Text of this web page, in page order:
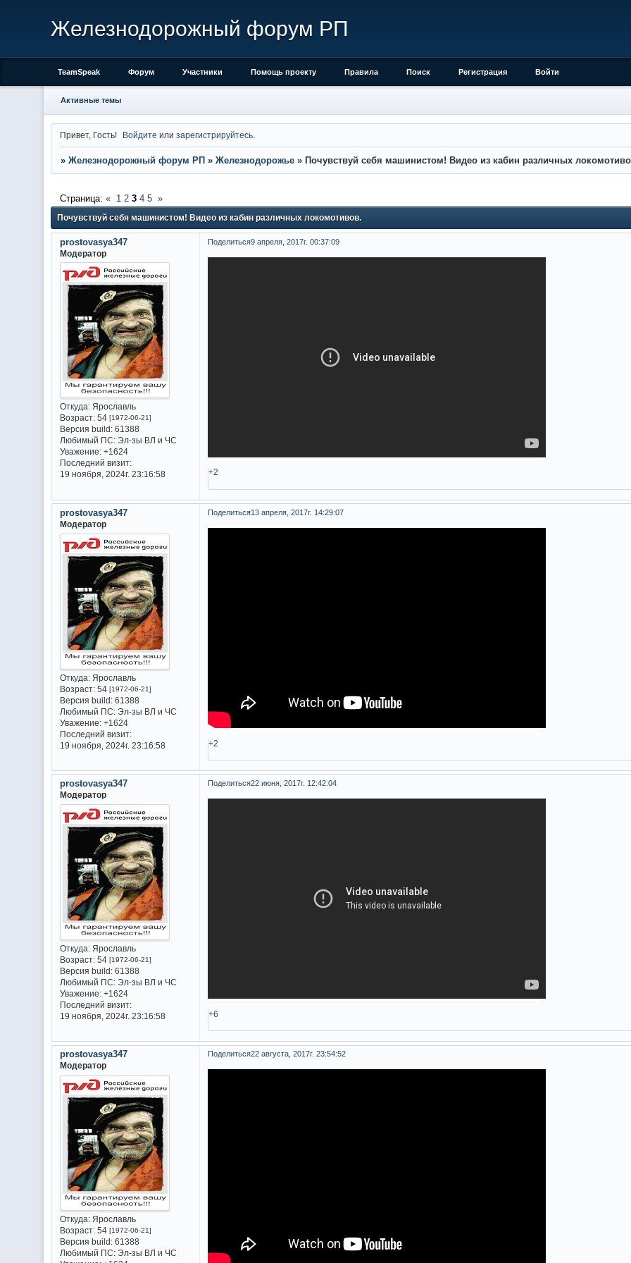
Железнодорожный форум РП
TeamSpeak Форум Участники Помощь проекту Правила Поиск Регистрация Войти
Активные темы
Привет, Гость! Войдите илизарегистрируйтесь
» Железнодорожный форум РП » Железнодорожье » Почувствуй себя машинистом! Видео из кабин различных
Почувствуй себя машинистом! Видео из кабин различных локомотивов.
Страница: « 1 2 3 4 5 »
Поделиться9 апреля, 2017г. 00:37:09
prostovasya347
Модератор
Откуда:Ярославль
Возраст:54 [1972-06-21]
Версия build:61388
Любимый ПС:Эл-зы ВЛ и ЧС
Уважение: +1624
Последний визит:
19 ноября, 2024г. 23:16:58
+2
Поделиться13 апреля, 2017г. 14:29:07
prostovasya347
Модератор
Откуда:Ярославль
Возраст:54 [1972-06-21]
Версия build:61388
Любимый ПС:Эл-зы ВЛ и ЧС
Уважение: +1624
Последний визит:
19 ноября, 2024г. 23:16:58
+2
Поделиться22 июня, 2017г. 12:42:04
prostovasya347
Модератор
Откуда:Ярославль
Возраст:54 [1972-06-21]
Версия build:61388
Любимый ПС:Эл-зы ВЛ и ЧС
Уважение: +1624
Последний визит:
19 ноября, 2024г. 23:16:58
+6
Поделиться22 августа, 2017г. 23:54:52
prostovasya347
Модератор
Откуда:Ярославль
Возраст:54 [1972-06-21]
Версия build:61388
Любимый ПС:Эл-зы ВЛ и ЧС